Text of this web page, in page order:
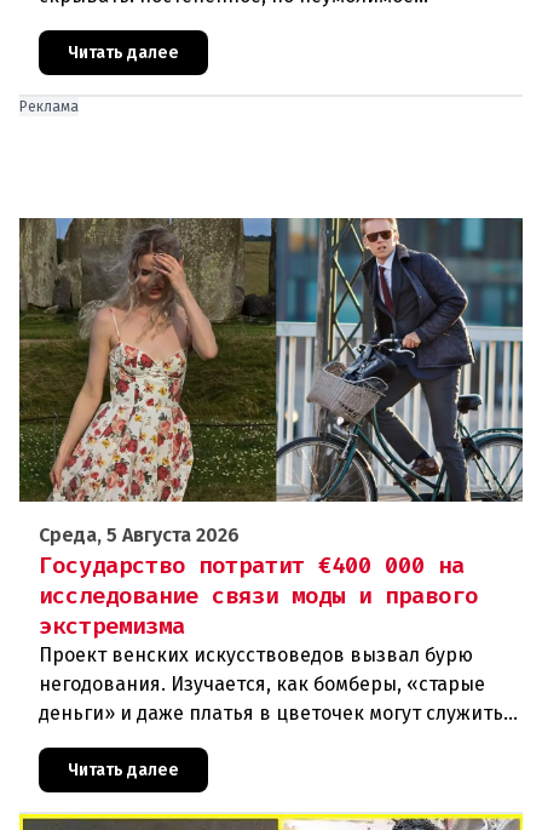
сокращение численности населения
европейского происхождения. «Часы замен
Читать далее
Реклама
Среда, 5 Августа 2026
Государство потратит €400 000 на
исследование связи моды и правого
экстремизма
Проект венских искусствоведов вызвал бурю
негодования. Изучается, как бомберы, «старые
деньги» и даже платья в цветочек могут служить
инструментом пропаганды. Оппоненты требуют
ответа от министра наук
Читать далее